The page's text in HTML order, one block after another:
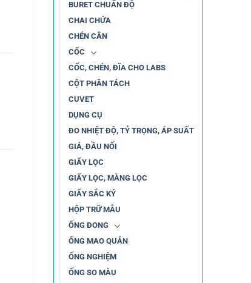
BURET CHUẨN ĐỘ
CHAI CHỨA
CHÉN CÂN
CỐC
CỐC, CHÉN, ĐĨA CHO LABS
CỘT PHÂN TÁCH
CUVET
DỤNG CỤ
ĐO NHIỆT ĐỘ, TỶ TRỌNG, ÁP SUẤT
GIÁ, ĐẦU NỐI
GIẤY LỌC
GIẤY LỌC, MÀNG LỌC
GIẤY SẮC KÝ
HỘP TRỮ MẪU
ỐNG ĐONG
ỐNG MAO QUẢN
ỐNG NGHIỆM
ỐNG SO MÀU